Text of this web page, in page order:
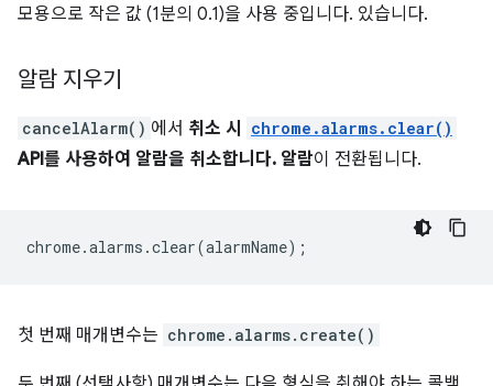
모용으로 작은 값 (1분의 0.1)을 사용 중입니다. 있습니다.
알람 지우기
cancelAlarm() 에서 취소 시 chrome.alarms.clear()
API를 사용하여 알람을 취소합니다. 알람이 전환됩니다.
chrome.alarms .clear(alarmName);
첫 번째 매개변수는 chrome.alarms.create()